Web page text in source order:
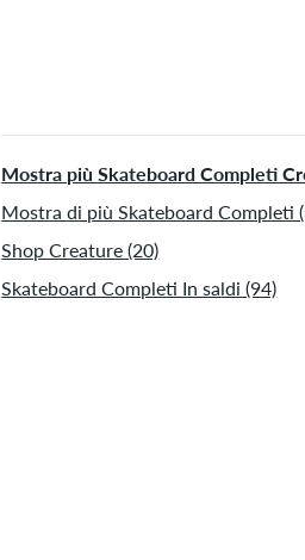
Mostra più Skateboard Completi
Mostra di più Skateboard Completi
Shop Creature (20)
Skateboard Completi In saldi (94)